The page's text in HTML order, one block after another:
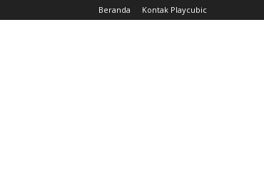
Beranda Kontak Playcubic